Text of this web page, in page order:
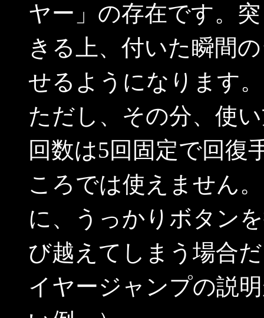
ヤー」の存在です。
きる上、付いた瞬間
せるようになります。
ただし、その分、使
回数は5回固定で回復
ころでは使えません
に、うっかりボタン
び越えてしまう場合
イヤージャンプの説